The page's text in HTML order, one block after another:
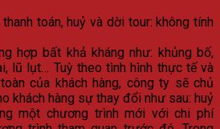
toán, huỷ và dời tour: không tính
hợp bất khả kháng như: khủng bố,
lũ lụt… Tuỳ theo tình hình thực tế và
của khách hàng, công ty sẽ chủ
khách hàng sự thay đổi như sau: huỷ
một chương trình mới với chi phí